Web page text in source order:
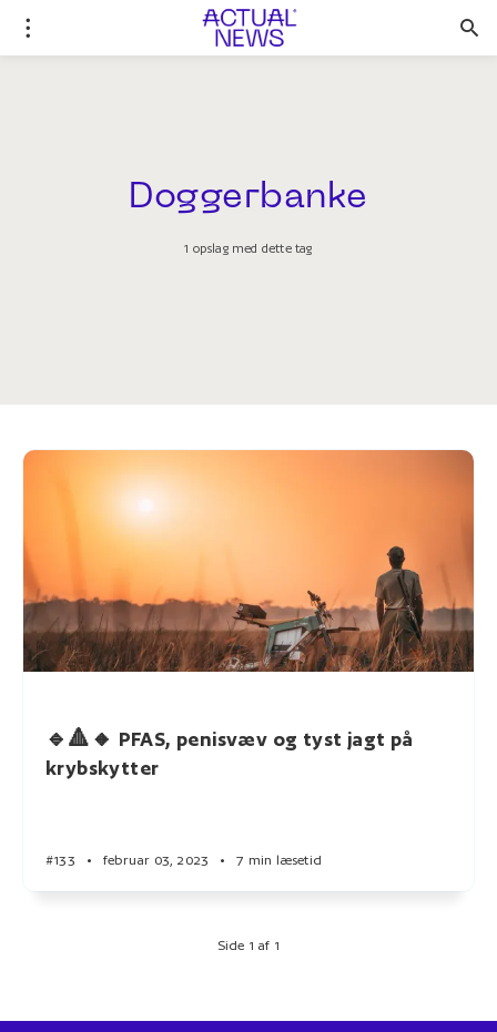
Doggerbanke
1 opslag med dette tag
🔹🔺🔸 PFAS, penisvæv og tyst jagt på
krybskytter
#133 • februar 03, 2023 • 7 min læsetid
Side 1 af 1